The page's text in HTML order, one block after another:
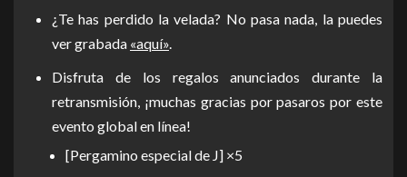
¿Te has perdido la velada? No pasa nada, la puedes
ver grabada «aquí».
Disfruta de los regalos anunciados durante la
retransmisión, ¡muchas gracias por pasaros por este
evento global en línea!
[Pergamino especial de J] ×5